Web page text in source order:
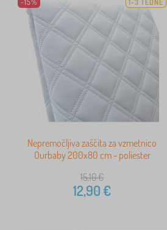
-15% 1-3 TEDNE
Nepremočljiva zaščita za vzmetnico
Ourbaby 200x80 cm - poliester
15,10€
12,90€